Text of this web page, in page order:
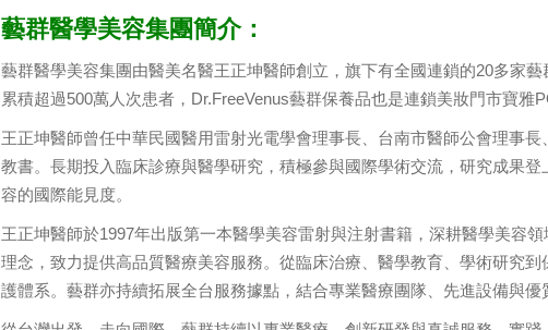
藝群醫學美容集團簡介：
藝群醫學美容集團由醫美名醫王正坤醫師創立，旗下有全國連鎖的20多家
累積超過500萬人次患者，Dr.FreeVenus藝群保養品也是連鎖美妝門市寶雅
王正坤醫師曾任中華民國醫用雷射光電學會理事長、台南市醫師公會理事
教書。長期投入臨床診療與醫學研究，積極參與國際學術交流，研究成果
容的國際能見度。
王正坤醫師於1997年出版第一本醫學美容雷射與注射書籍，深耕醫學美容
理念，致力提供高品質醫療美容服務。從臨床治療、醫學教育、學術研究
護體系。藝群亦持續拓展全台服務據點，結合專業醫療團隊、先進設備與優